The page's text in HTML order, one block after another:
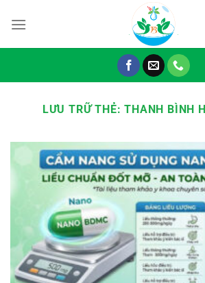
đến
LƯU TRỮ THẺ:THANH BÌNH